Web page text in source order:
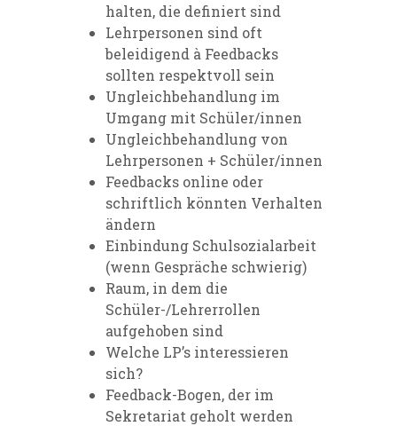
halten, die definiert sind
Lehrpersonen sind oft
beleidigend à Feedbacks
sollten respektvoll sein
Ungleichbehandlung im
Umgang mit Schüler/innen
Ungleichbehandlung von
Lehrpersonen + Schüler/innen
Feedbacks online oder
schriftlich könnten Verhalten
ändern
Einbindung Schulsozialarbeit
(wenn Gespräche schwierig)
Raum, in dem die
Schüler-/Lehrerrollen
aufgehoben sind
Welche LP’s interessieren
sich?
Feedback-Bogen, der im
Sekretariat geholt werden